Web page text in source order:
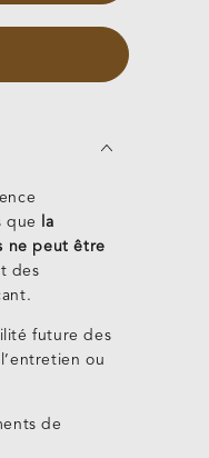
que
la
ne peut être
des
future des
ou
de